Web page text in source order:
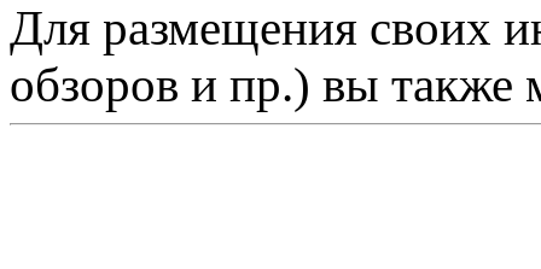
Для размещения своих
обзоров и пр.) вы также